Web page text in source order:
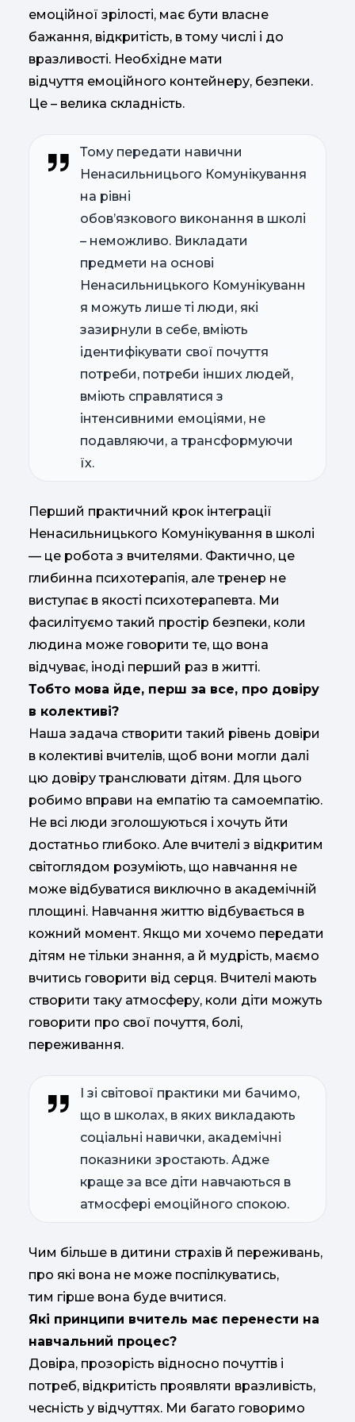
емоційної зрілості, має бути власне
бажання, відкритість, в тому числі і до
вразливості. Необхідне мати
відчуття емоційного контейнеру, безпеки.
Це – велика складність.
Тому передати навични
Ненасильницього Комунікування
на рівні
обов’язкового виконання в школі
– неможливо. Викладати
предмети на основі
Ненасильницького Комунікуванн
я можуть лише ті люди, які
зазирнули в себе, вміють
ідентифікувати свої почуття
потреби, потреби інших людей,
вміють справлятися з
інтенсивними емоціями, не
подавляючи, а трансформуючи
їх.
Перший практичний крок інтеграції
Ненасильницького Комунікування в школі
— це робота з вчителями. Фактично, це
глибинна психотерапія, але тренер не
виступає в якості психотерапевта. Ми
фасилітуємо такий простір безпеки, коли
людина може говорити те, що вона
відчуває, іноді перший раз в житті.
Тобто мова йде, перш за все, про довіру
в колективі?
Наша задача створити такий рівень довіри
в колективі вчителів, щоб вони могли далі
цю довіру транслювати дітям. Для цього
робимо вправи на емпатію та самоемпатію.
Не всі люди зголошуються і хочуть йти
достатньо глибоко. Але вчителі з відкритим
світоглядом розуміють, що навчання не
може відбуватися виключно в академічній
площині. Навчання життю відбувається в
кожний момент. Якщо ми хочемо передати
дітям не тільки знання, а й мудрість, маємо
вчитись говорити від серця. Вчителі мають
створити таку атмосферу, коли діти можуть
говорити про свої почуття, болі,
переживання.
І зі світової практики ми бачимо,
що в школах, в яких викладають
соціальні навички, академічні
показники зростають. Адже
краще за все діти навчаються в
атмосфері емоційного спокою.
Чим більше в дитини страхів й переживань,
про які вона не може поспілкуватись,
тим гірше вона буде вчитися.
Які принципи вчитель має перенести на
навчальний процес?
Довіра, прозорість відносно почуттів і
потреб, відкритість проявляти вразливість,
чесність у відчуттях. Ми багато говоримо